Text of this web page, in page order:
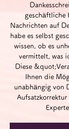
geschäftliche
Nachrichten auf
habe es selbst
wissen, ob es
vermittelt, was
Diese
Ihnen die
unabhängig von